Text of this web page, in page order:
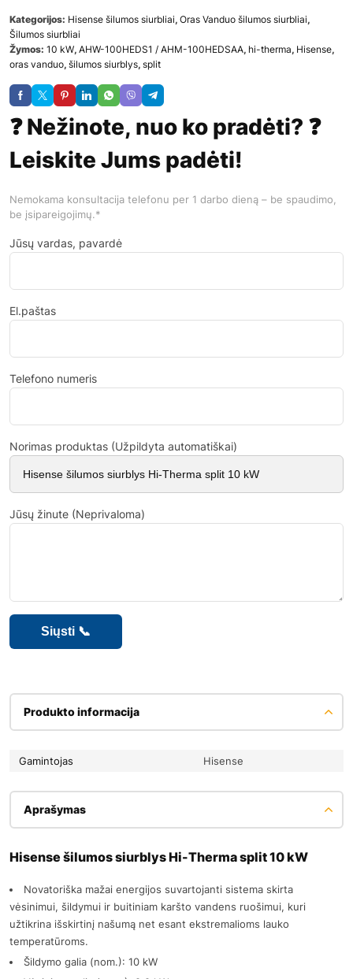
Kategorijos: Hisense šilumos siurbliai, Oras Vanduo šilumos siurbliai,
Šilumos siurbliai
Žymos: 10 kW, AHW-100HEDS1 / AHM-100HEDSAA, hi-therma, Hisense,
oras vanduo, šilumos siurblys, split
❓ Nežinote, nuo ko pradėti? ❓
Leiskite Jums padėti!
Nemokama konsultacija telefonu per 1 darbo dieną – be spaudimo,
be įsipareigojimų.*
Jūsų vardas, pavardė
El.paštas
Telefono numeris
Norimas produktas (Užpildyta automatiškai)
Jūsų žinute (Neprivaloma)
Produkto informacija
Gamintojas Hisense
Aprašymas
Hisense šilumos siurblys Hi-Therma split 10 kW
Novatoriška mažai energijos suvartojanti sistema skirta
vėsinimui, šildymui ir buitiniam karšto vandens ruošimui, kuri
užtikrina išskirtinį našumą net esant ekstremalioms lauko
temperatūroms.
Šildymo galia (nom.): 10 kW